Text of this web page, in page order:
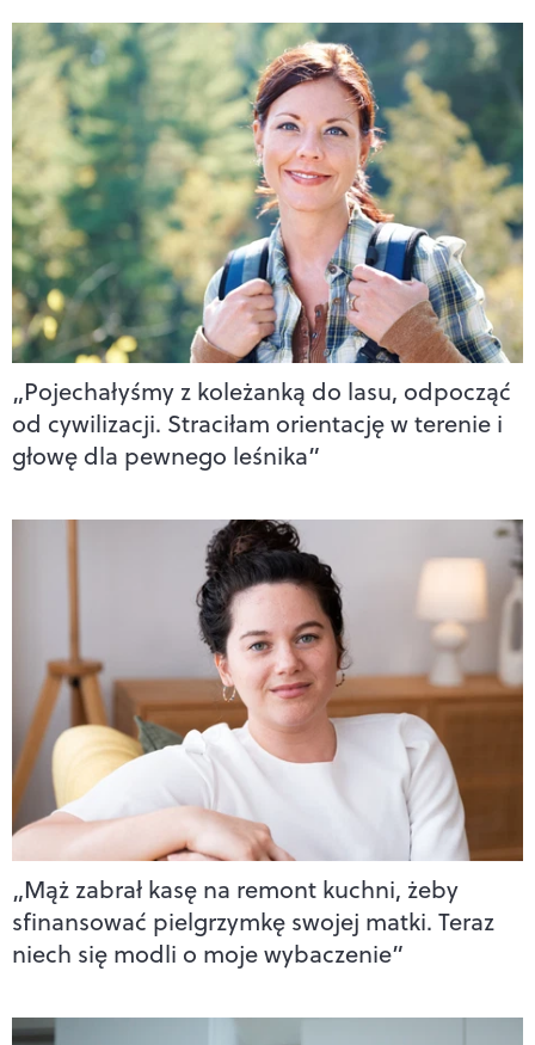
„Pojechałyśmy z koleżanką do lasu, odpocząć
od cywilizacji. Straciłam orientację w terenie i
głowę dla pewnego leśnika”
„Mąż zabrał kasę na remont kuchni, żeby
sfinansować pielgrzymkę swojej matki. Teraz
niech się modli o moje wybaczenie”